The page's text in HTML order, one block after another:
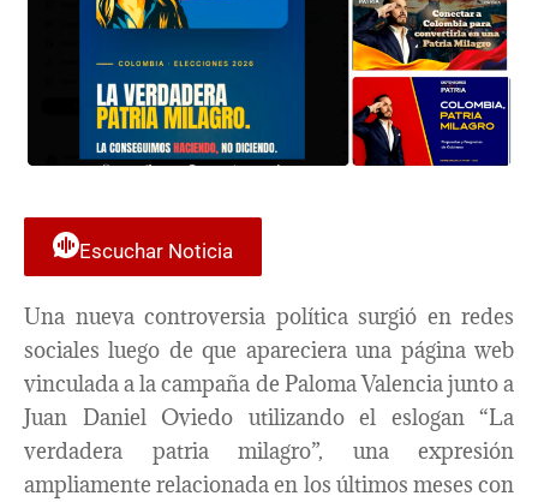
Escuchar Noticia
Una nueva controversia política surgió en redes
sociales luego de que apareciera una página web
vinculada a la campaña de Paloma Valencia junto a
Juan Daniel Oviedo utilizando el eslogan “La
verdadera patria milagro”, una expresión
ampliamente relacionada en los últimos meses con